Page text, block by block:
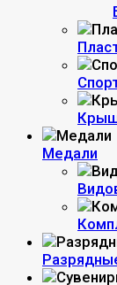
Медали